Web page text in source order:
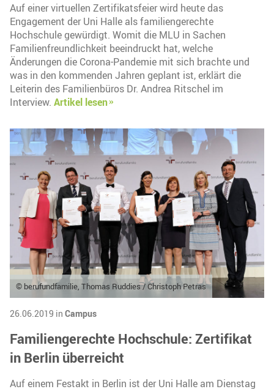
Auf einer virtuellen Zertifikatsfeier wird heute das
Engagement der Uni Halle als familiengerechte
Hochschule gewürdigt. Womit die MLU in Sachen
Familienfreundlichkeit beeindruckt hat, welche
Änderungen die Corona-Pandemie mit sich brachte und
was in den kommenden Jahren geplant ist, erklärt die
Leiterin des Familienbüros Dr. Andrea Ritschel im
Interview. Artikel lesen
© berufundfamilie, Thomas Ruddies / Christoph Petras
26.06.2019 in Campus
Familiengerechte Hochschule: Zertifikat
in Berlin überreicht
Auf einem Festakt in Berlin ist der Uni Halle am Dienstag